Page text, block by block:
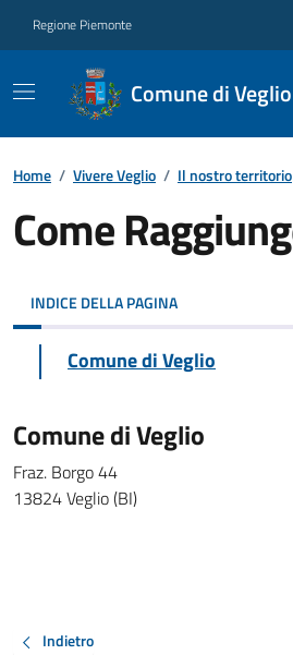
Regione Piemonte
Comune di Veglio
Home / Vivere Veglio / Il nostro territorio
Come
INDICE DELLA PAGINA
Comune di Veglio
Comune di Veglio
Fraz. Borgo 44
13824 Veglio (BI)
Indietro